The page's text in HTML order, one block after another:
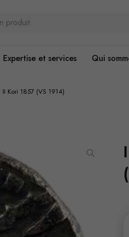
Expertise et services Qui
Kori 1857 (VS 1914)